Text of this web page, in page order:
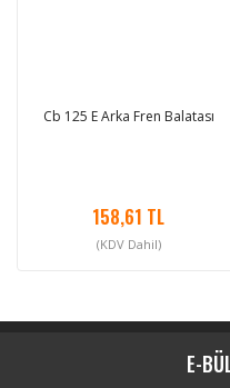
Cb 125 E Arka Fren Balatası
158,61 TL
(KDV Dahil)
E-